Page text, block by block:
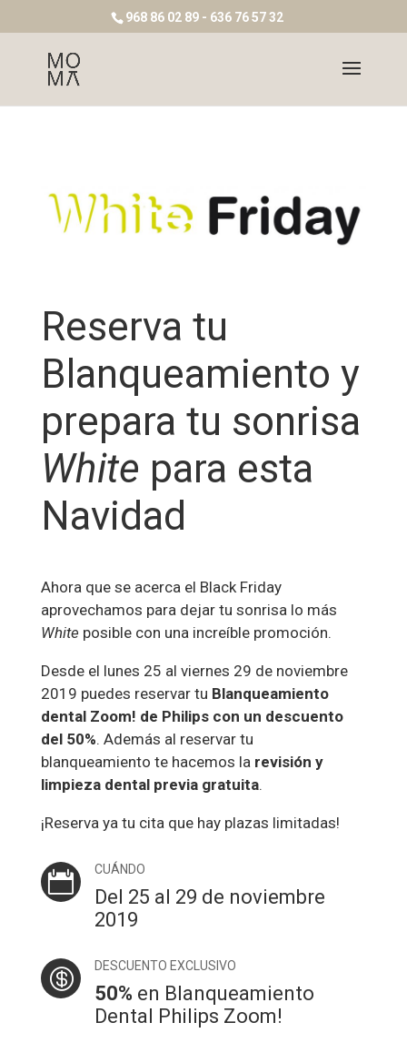
968 86 02 89 - 636 76 57 32
Reserva tu
Blanqueamiento y
prepara tu sonrisa
White para esta
Navidad
Ahora que se acerca el Black Friday
aprovechamos para dejar tu sonrisa lo más
White posible con una increíble promoción.
Desde el lunes 25 al viernes 29 de noviembre
2019 puedes reservar tu Blanqueamiento
dental Zoom! de Philips con un descuento
del 50%. Además al reservar tu
blanqueamiento te hacemos la revisión y
limpieza dental previa gratuita.
¡Reserva ya tu cita que hay plazas limitadas!
 CUÁNDO
Del 25 al 29 de noviembre
2019
 DESCUENTO EXCLUSIVO
50% en Blanqueamiento
Dental Philips Zoom!